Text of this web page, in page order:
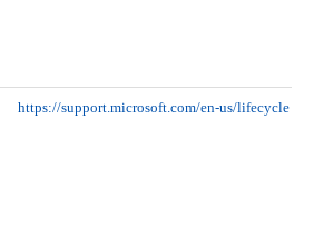
https://support.microsoft.com/en-us/lifecycle